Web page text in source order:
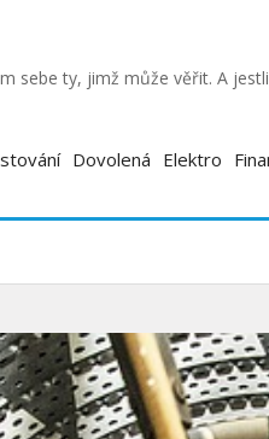
sebe ty, jimž může věřit. A
Dovolená Elektro